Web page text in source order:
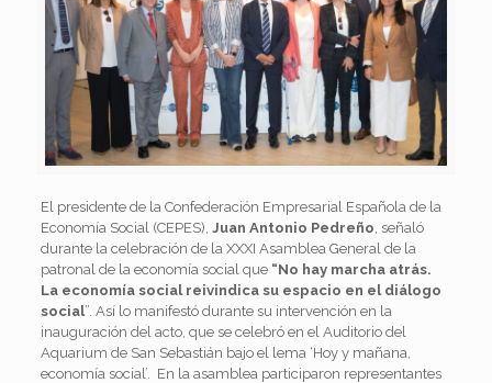
El presidente de la Confederación Empresarial Española de la
Economía Social (CEPES), Juan Antonio Pedreño , señaló
durante la celebración de la XXXI Asamblea General de la
patronal de la economía social que“No hay marcha atrás.
La economía social reivindica su espacio en el diálogo
social”. Así lo manifestó durante su intervención en la
inauguración del acto, que se celebró en el Auditorio del
Aquarium de San Sebastián bajo el lema ‘Hoy y mañana,
economía social’. En la asamblea participaron representantes